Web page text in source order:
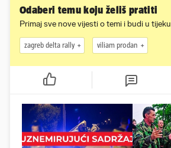
Odaberi temu koju želiš pratiti
Primaj sve nove vijesti o temi i budi u tijeku
zagreb delta rally viliam prodan